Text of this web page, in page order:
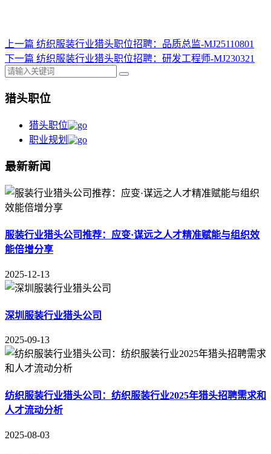
上一篇 纺织服装行业猎头职位招聘：品质总监-MJ25110801
下一篇 纺织服装行业猎头职位招聘：研发工程师-MJ230321
猎头职位
猎头职位
职业规划
最新新闻
服装行业猎头公司推荐：应变·谋远之人才精准赋能与组织效
能倍增分享
2025-12-13
深圳服装行业猎头公司
2025-09-13
纺织服装行业猎头公司：纺织服装行业2025年猎头招聘需求和
人才流动分析
2025-08-03